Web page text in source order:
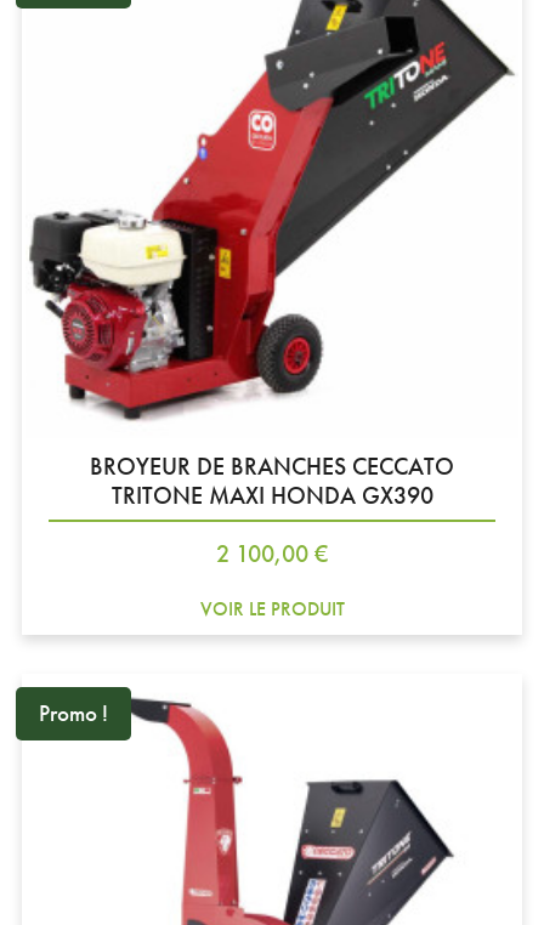
BROYEUR DE BRANCHES CECCATO
TRITONE MAXI HONDA GX390
Prix
2 100,00 €
VOIR LE PRODUIT
Promo !